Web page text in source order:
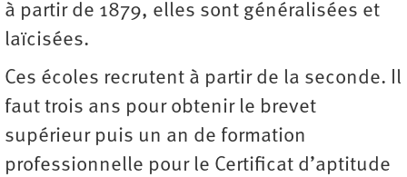
à partir de 1879, elles sont généralisées et
laïcisées.
Ces écoles recrutent à partir de la seconde. Il
faut trois ans pour obtenir le brevet
supérieur puis un an de formation
professionnelle pour le Certificat d’aptitude